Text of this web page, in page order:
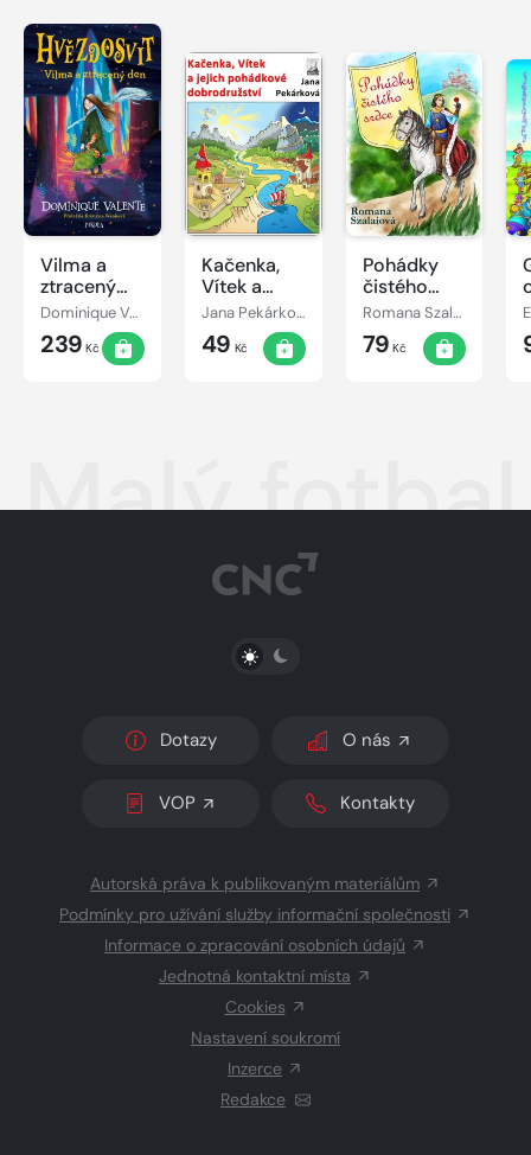
Vilma a
ztracený
den
Dominique Valente
239 Kč
Kačenka,
Vítek a
jejich
pohádkové
dobrodružství
Jana Pekárková
49 Kč
Pohádky
čistého
srdce
Romana Szalaiová
79 Kč
Malý
PŘEPNOUT SVĚTLÝ/TMAVÝ REŽIM
Dotazy O nás
VOP Kontakty
Autorská práva k publikovaným materiálům
Podmínky pro užívání služby informační společnosti
Informace o zpracování osobních údajů
Jednotná kontaktní místa
Cookies
Nastavení soukromí
Inzerce
Redakce